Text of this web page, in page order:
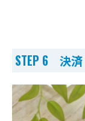
STEP 6 決済